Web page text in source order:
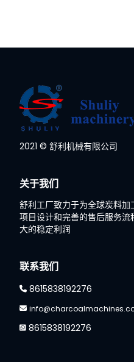
2021 © 舒利机械有限公司
关于我们
舒利工厂致力于为全球炭料
项目设计和完善的售后服务流
大的稳定利润
联系我们
8615838192276
8615838192276